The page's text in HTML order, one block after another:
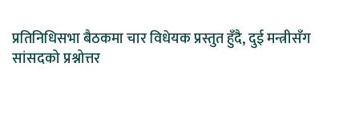
प्रतिनिधिसभा बैठकमा चार विधेयक प्रस्तुत हुँदै, दुई मन्त्रीसँग
सांसदको प्रश्नोत्तर